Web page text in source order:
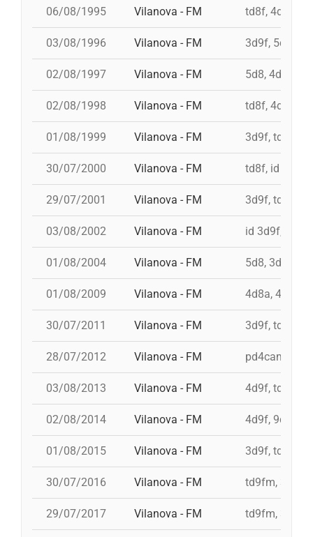
06/08/1995 Vilanova - FM td8f, 4d9f,
03/08/1996 Vilanova - FM 3d9f, 5d8,
02/08/1997 Vilanova - FM 5d8, 4d9f,
02/08/1998 Vilanova - FM td8f, 4d8,
01/08/1999 Vilanova - FM 3d9f, td9fm,
30/07/2000 Vilanova - FM td8f, id 4d9f,
29/07/2001 Vilanova - FM 3d9f,
03/08/2002 Vilanova - FM id 3d9f, id
01/08/2004 Vilanova - FM 5d8, 3d8,
01/08/2009 Vilanova - FM 4d8a, 4d9f,
30/07/2011 Vilanova - FM 3d9f, td9fm,
28/07/2012 Vilanova - FM pd4cam,
03/08/2013 Vilanova - FM 4d9f, td9fm,
02/08/2014 Vilanova - FM 4d9f, 9d8,
01/08/2015 Vilanova - FM 3d9f, td9fm,
30/07/2016 Vilanova - FM td9fm,
29/07/2017 Vilanova - FM td9fm,